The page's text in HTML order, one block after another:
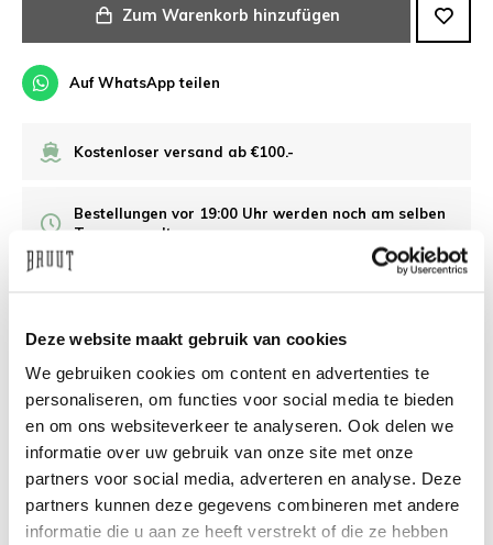
Deze website maakt gebruik van cookies
We gebruiken cookies om content en advertenties te
personaliseren, om functies voor social media te bieden
en om ons websiteverkeer te analyseren. Ook delen we
informatie over uw gebruik van onze site met onze
partners voor social media, adverteren en analyse. Deze
partners kunnen deze gegevens combineren met andere
informatie die u aan ze heeft verstrekt of die ze hebben
Zum Warenkorb hinzufügen
Auf WhatsApp teilen
Kostenloser versand ab €100.-
Bestellungen vor 19:00 Uhr werden noch am selben
Tag versandt.
Brauchen Sie Hilfe?Wir helfen Ihnen gerne
weiter
Live-Chat